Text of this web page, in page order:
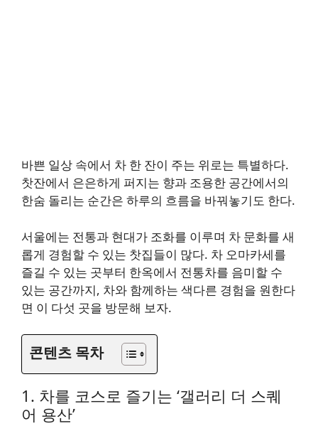
바쁜 일상 속에서 차 한 잔이 주는 위로는 특별하다.
찻잔에서 은은하게 퍼지는 향과 조용한 공간에서의
한숨 돌리는 순간은 하루의 흐름을 바꿔놓기도 한다.
서울에는 전통과 현대가 조화를 이루며 차 문화를 새
롭게 경험할 수 있는 찻집들이 많다. 차 오마카세를
즐길 수 있는 곳부터 한옥에서 전통차를 음미할 수
있는 공간까지, 차와 함께하는 색다른 경험을 원한다
면 이 다섯 곳을 방문해 보자.
콘텐츠 목차
1. 차를 코스로 즐기는 ‘갤러리 더 스퀘
어 용산’